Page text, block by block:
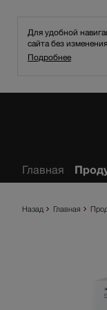
Для удобной
сайта без
Подробнее
Назад Главная
Главная